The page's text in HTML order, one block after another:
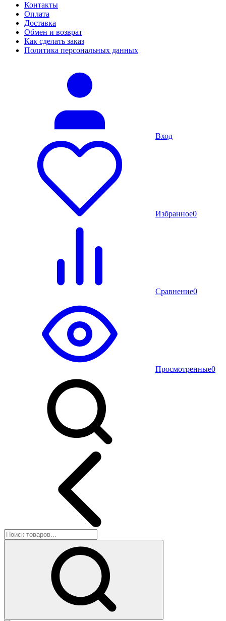
Контакты
Оплата
Доставка
Обмен и возврат
Как сделать заказ
Политика персональных данных
Вход
Избранное0
Сравнение0
Просмотренные0